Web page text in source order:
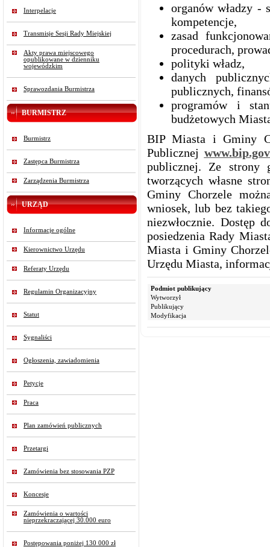
Interpelacje
Transmisje Sesji Rady Miejskiej
Akty prawa miejscowego
opublikowane w dzienniku
wojewódzkim
Sprawozdania Burmistrza
BURMISTRZ
Burmistrz
Zastępca Burmistrza
Zarządzenia Burmistrza
URZĄD
Informacje ogólne
Kierownictwo Urzędu
Referaty Urzędu
Regulamin Organizacyjny
Statut
Sygnaliści
Ogłoszenia, zawiadomienia
Petycje
Praca
Plan zamówień publicznych
Przetargi
Zamówienia bez stosowania PZP
Koncesje
Zamówienia o wartości
nieprzekraczającej 30.000 euro
Postępowania poniżej 130 000 zł
organów władzy -
kompetencje,
zasad
procedurach,
polityki władz,
danych
publicznych,
programów i
budżetowych
BIP Miasta i Gminy
Publicznej
publicznej. Ze strony
tworzących własne
Gminy Chorzele
wniosek, lub bez
niezwłocznie. Dostęp
posiedzenia Rady
Miasta i Gminy
Urzędu Miasta,
Podmiot publikujący
Wytworzył
Publikujący
Modyfikacja